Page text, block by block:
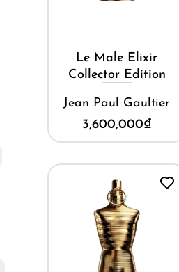
Le Male Elixir
Collector Edition
Jean Paul Gaultier
3,600,000₫